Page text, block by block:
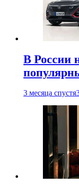
В России
3 месяца спустя